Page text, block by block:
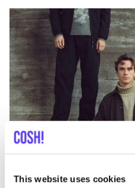
This website uses cookies